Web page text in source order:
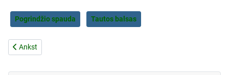
Pogrindžio spauda Tautos balsas
Ankstesnis straipsnis: VYSKUPO M. VALANČIAUS 100 METŲ
Ankst